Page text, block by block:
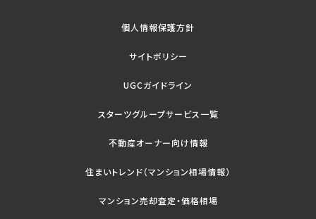
個人情報保護方針
サイトポリシー
UGCガイドライン
スターツグループサービス一覧
不動産オーナー向け情報
住まいトレンド（マンション相場情報）
マンション売却査定・価格相場